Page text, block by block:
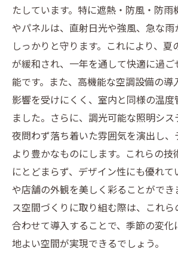
たしています。特に遮熱・防風・防雨
やパネルは、直射日光や強風、急な雨
しっかりと守ります。これにより、夏
が緩和され、一年を通して快適に過ご
能です。また、高機能な空調設備の導
影響を受けにくく、室内と同様の温度
ました。さらに、調光可能な照明シス
夜問わず落ち着いた雰囲気を演出し、
より豊かなものにします。これらの技
にとどまらず、デザイン性にも優れて
や店舗の外観を美しく彩ることができ
ス空間づくりに取り組む際は、これら
合わせて導入することで、季節の変化
地よい空間が実現できるでしょう。